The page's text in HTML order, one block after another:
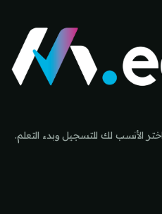
الأنسب لك للتسجيل وبدء التعلم.